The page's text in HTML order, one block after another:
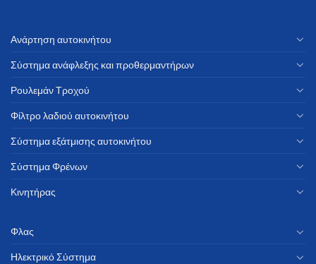
Ανάρτηση αυτοκινήτου
Σύστημα ανάφλεξης και προθερμαντήρων
Ρουλεμάν Τροχού
Φίλτρο λαδιού αυτοκινήτου
Σύστημα εξάτμισης αυτοκινήτου
Σύστημα Φρένων
Κινητήρας
Φλας
Ηλεκτρικό Σύστημα